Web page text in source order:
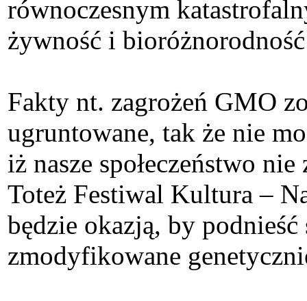
równoczesnym
żywność i
Fakty nt. zagrożeń GMO
ugruntowane, tak że nie
iż nasze społeczeństwo
Toteż Festiwal Kultura –
będzie okazją, by
zmodyfikowane